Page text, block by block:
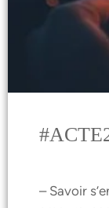
– Savoir